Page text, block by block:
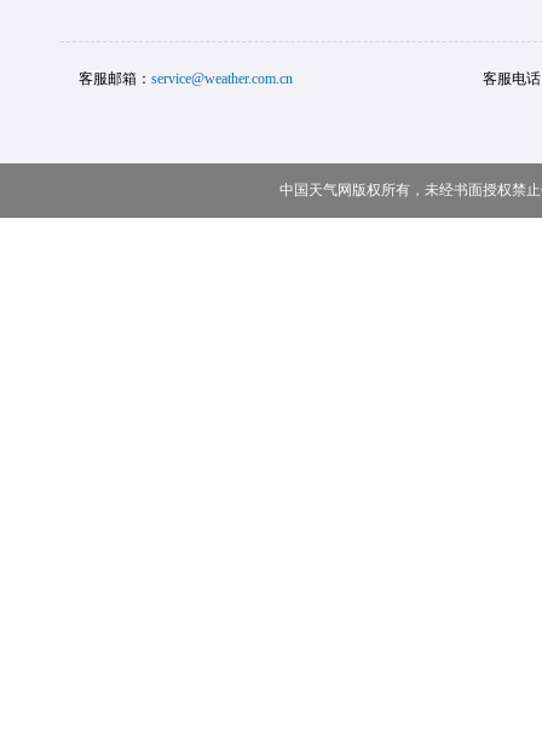
客服邮箱： service@weather.com.cn 客服电
中国天气网版权所有，未经书面授权